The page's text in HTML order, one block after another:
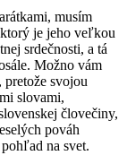
musím
je jeho veľkou
srdečnosti, a tá
Možno vám
svojou
slovami,
človečiny,
pováh
na svet.